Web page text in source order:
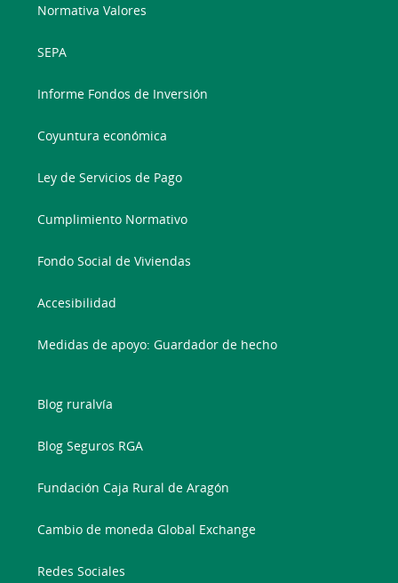
Normativa Valores
SEPA
Informe Fondos de Inversión
Coyuntura económica
Ley de Servicios de Pago
Cumplimiento Normativo
Fondo Social de Viviendas
Accesibilidad
Medidas de apoyo: Guardador de hecho
Blog ruralvía
Blog Seguros RGA
Fundación Caja Rural de Aragón
Cambio de moneda Global Exchange
Redes Sociales